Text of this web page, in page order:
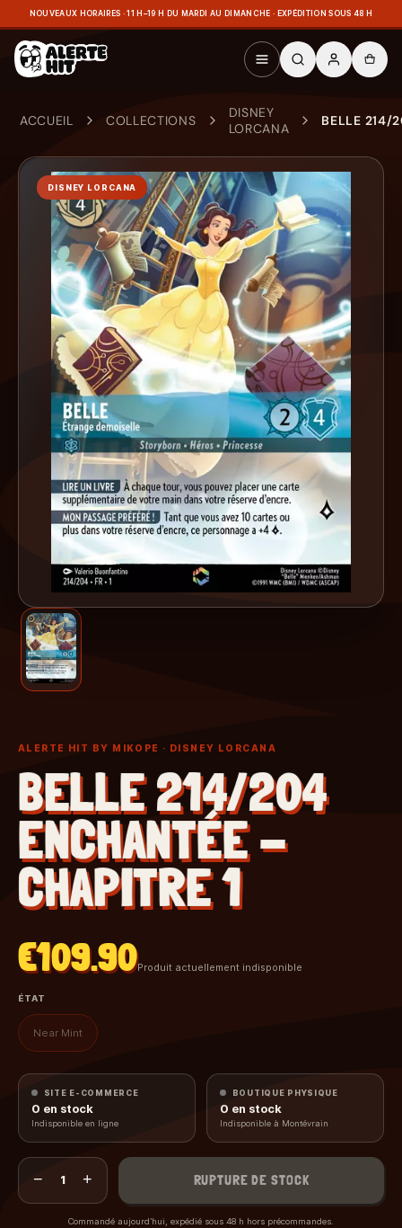
NOUVEAUX HORAIRES · 11 H–19 H DU MARDI AU DIMANCHE · EXPÉDITION SOUS 48 H
ACCUEIL COLLECTIONS
DISNEY
LORCANA
BELLE 214/
DISNEY LORCANA
ALERTE HIT BY MIKOPE · DISNEY LORCANA
BELLE 214/204
ENCHANTÉE -
CHAPITRE 1
€109.90Produit actuellement indisponible
ÉTAT
Near Mint
SITE E-COMMERCE
0 en stock
Indisponible en ligne
BOUTIQUE PHYSIQUE
0 en stock
Indisponible à Montévrain
− 1 + RUPTURE DE STOCK
Commandé aujourd’hui, expédié sous 48 h hors précommandes.